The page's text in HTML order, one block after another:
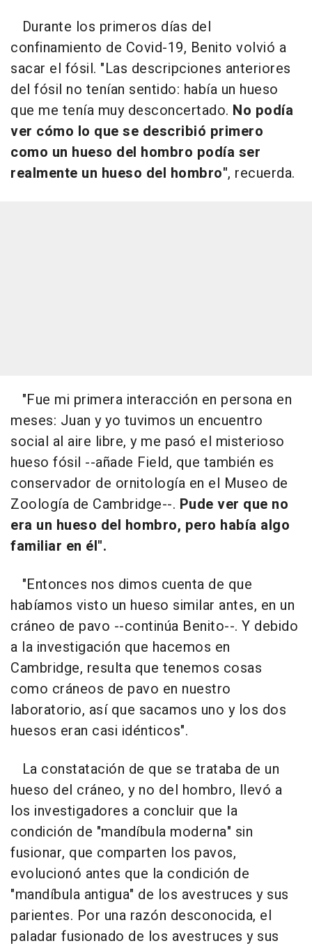
Durante los primeros días del
confinamiento de Covid-19, Benito volvió a
sacar el fósil. "Las descripciones anteriores
del fósil no tenían sentido: había un hueso
que me tenía muy desconcertado. No podía
ver cómo lo que se describió primero
como un hueso del hombro podía ser
realmente un hueso del hombro", recuerda.
"Fue mi primera interacción en persona en
meses: Juan y yo tuvimos un encuentro
social al aire libre, y me pasó el misterioso
hueso fósil --añade Field, que también es
conservador de ornitología en el Museo de
Zoología de Cambridge--. Pude ver que no
era un hueso del hombro, pero había algo
familiar en él".
"Entonces nos dimos cuenta de que
habíamos visto un hueso similar antes, en un
cráneo de pavo --continúa Benito--. Y debido
a la investigación que hacemos en
Cambridge, resulta que tenemos cosas
como cráneos de pavo en nuestro
laboratorio, así que sacamos uno y los dos
huesos eran casi idénticos".
La constatación de que se trataba de un
hueso del cráneo, y no del hombro, llevó a
los investigadores a concluir que la
condición de "mandíbula moderna" sin
fusionar, que comparten los pavos,
evolucionó antes que la condición de
"mandíbula antigua" de los avestruces y sus
parientes. Por una razón desconocida, el
paladar fusionado de los avestruces y sus